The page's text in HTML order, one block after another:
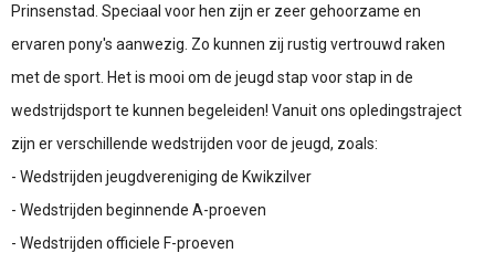
Prinsenstad. Speciaal voor hen zijn er zeer gehoorzame en
ervaren pony's aanwezig. Zo kunnen zij rustig vertrouwd raken
met de sport. Het is mooi om de jeugd stap voor stap in de
wedstrijdsport te kunnen begeleiden! Vanuit ons opledingstraject
zijn er verschillende wedstrijden voor de jeugd, zoals:
- Wedstrijden jeugdvereniging de Kwikzilver
- Wedstrijden beginnende A-proeven
- Wedstrijden officiele F-proeven